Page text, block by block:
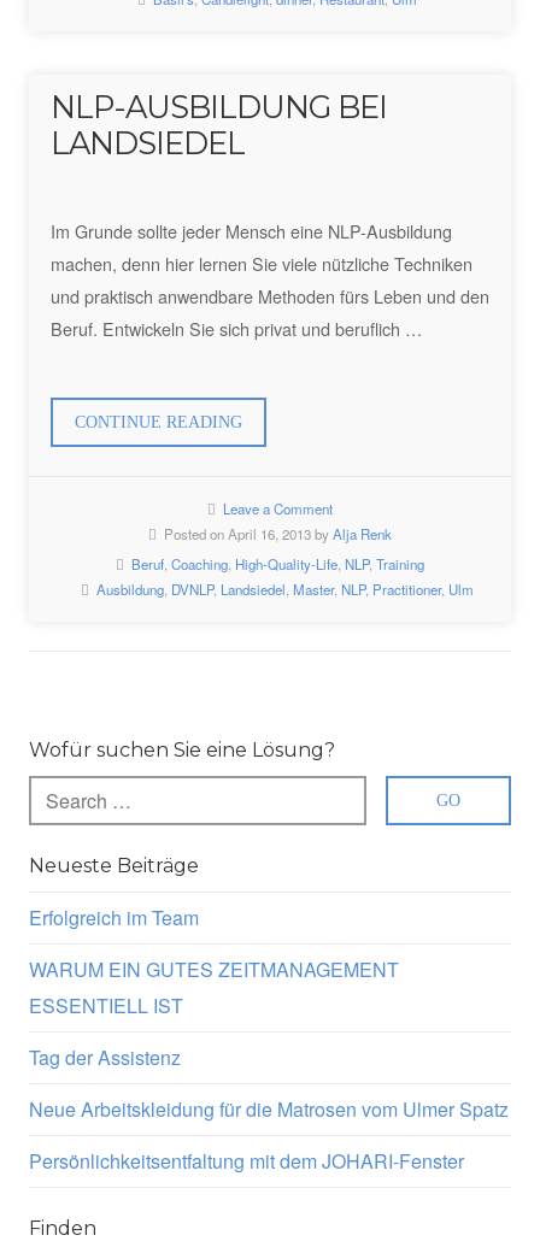
NLP-AUSBILDUNG BEI
LANDSIEDEL
Im Grunde sollte jeder Mensch eine NLP-Ausbildung
machen, denn hier lernen Sie viele nützliche Techniken
und praktisch anwendbare Methoden fürs Leben und den
Beruf. Entwickeln Sie sich privat und beruflich …
CONTINUE READING„NLP-
AUSBILDUNG
LANDSIEDEL“
Leave a Comment
Posted on April 16, 2013 byAlja Renk
Beruf Coaching High-Quality-Life NLP, Training
Ausbildung DVNLP, Landsiedel Master, NLP, Practitioner, Ulm
Wofür suchen Sie eine Lösung?
Neueste Beiträge
Erfolgreich im Team
WARUM EIN GUTES ZEITMANAGEMENT
ESSENTIELL IST
Tag der Assistenz
Neue Arbeitskleidung für die Matrosen vom Ulmer Spatz
Persönlichkeitsentfaltung mit dem JOHARI-Fenster
Finden